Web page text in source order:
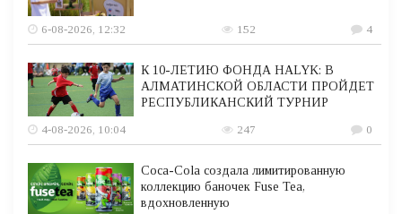
6-08-2026, 12:32 152 4
К 10-ЛЕТИЮ ФОНДА HALYK: В
АЛМАТИНСКОЙ ОБЛАСТИ ПРОЙДЕТ
РЕСПУБЛИКАНСКИЙ ТУРНИР
4-08-2026, 10:04
247 0
Coca-Cola создала лимитированную
коллекцию баночек Fuse Tea,
вдохновленную